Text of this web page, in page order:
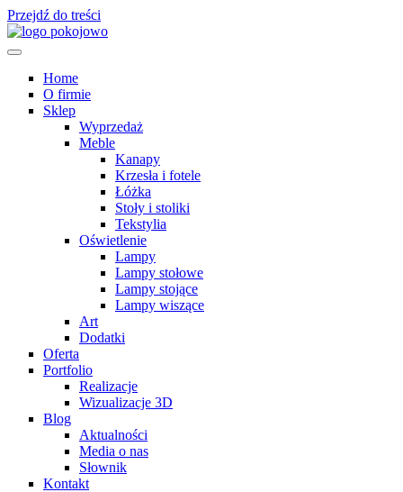
Przejdź do treści
Home
O firmie
Sklep
Wyprzedaż
Meble
Kanapy
Krzesła i fotele
Łóżka
Stoły i stoliki
Tekstylia
Oświetlenie
Lampy
Lampy stołowe
Lampy stojące
Lampy wiszące
Art
Dodatki
Oferta
Portfolio
Realizacje
Wizualizacje 3D
Blog
Aktualności
Media o nas
Słownik
Kontakt